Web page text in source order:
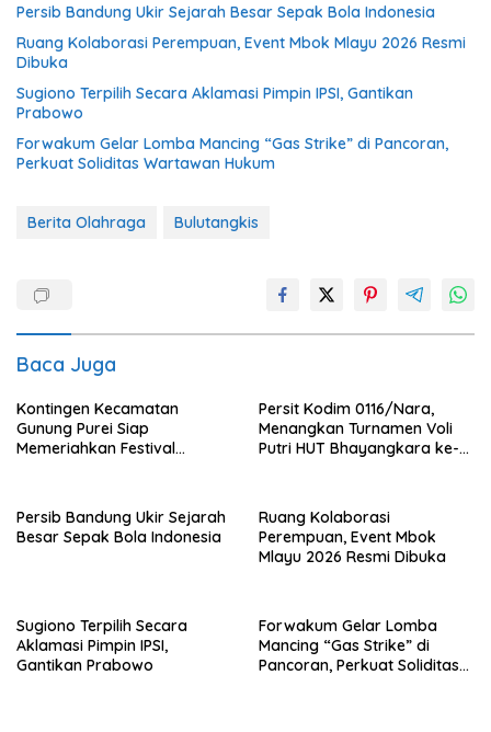
Persib Bandung Ukir Sejarah Besar Sepak Bola Indonesia
Ruang Kolaborasi Perempuan, Event Mbok Mlayu 2026 Resmi
Dibuka
Sugiono Terpilih Secara Aklamasi Pimpin IPSI, Gantikan
Prabowo
Forwakum Gelar Lomba Mancing “Gas Strike” di Pancoran,
Perkuat Soliditas Wartawan Hukum
Berita Olahraga Bulutangkis
Baca Juga
Kontingen Kecamatan
Gunung Purei Siap
Memeriahkan Festival
Persit Kodim 0116/Nara,
Menangkan Turnamen Voli
Putri HUT Bhayangkara ke-
Persib Bandung Ukir Sejarah
Besar Sepak Bola Indonesia
Ruang Kolaborasi
Perempuan, Event Mbok
Mlayu 2026 Resmi Dibuka
Sugiono Terpilih Secara
Aklamasi Pimpin IPSI,
Gantikan Prabowo
Forwakum Gelar Lomba
Mancing “Gas Strike” di
Pancoran, Perkuat Soliditas